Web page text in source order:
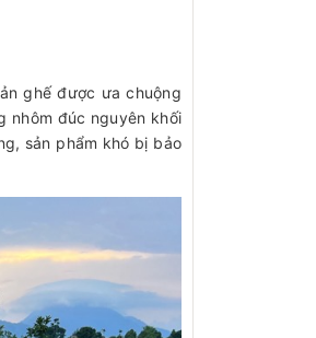
ghế được ưa chuộng
nhôm đúc nguyên khối
sản phẩm khó bị bảo